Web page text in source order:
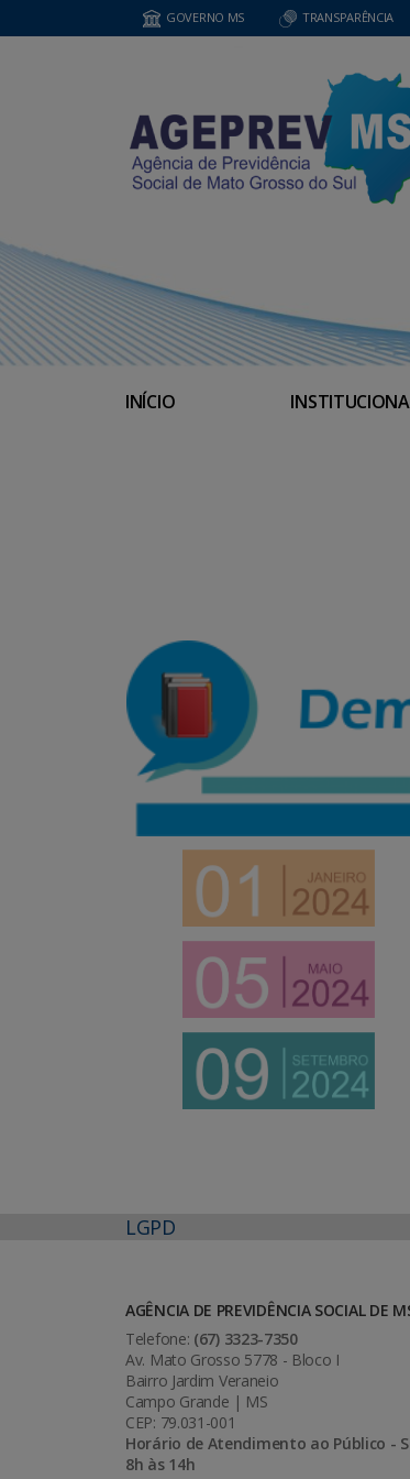
GOVERNO MS TRANSPARÊNCIA
INÍCIO
LGPD
AGÊNCIA DE PREVIDÊNCIA SOCIAL DE
Telefone: (67) 3323-7350
Av. Mato Grosso 5778 - Bloco I
Bairro Jardim Veraneio
Campo Grande | MS
CEP: 79.031-001
Horário de Atendimento ao Público -
8h às 14h